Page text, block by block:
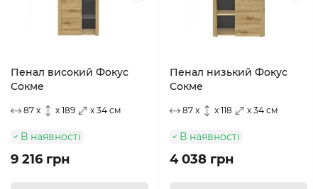
Пенал високий Фокус
Сокме
87 x x 189 x 34 см
В наявності
9 216 грн
Пенал низький Фокус
Сокме
87 x x 118 x 34 см
В наявності
4 038 грн